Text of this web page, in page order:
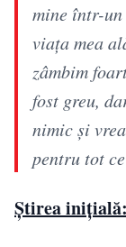
mine într-un
viața mea
zâmbim
fost greu,
nimic și
pentru tot
Știrea inițială: